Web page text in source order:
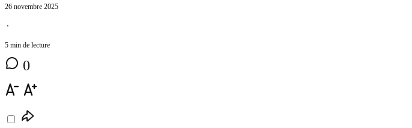
26 novembre 2025
⋅
5 min de lecture
0